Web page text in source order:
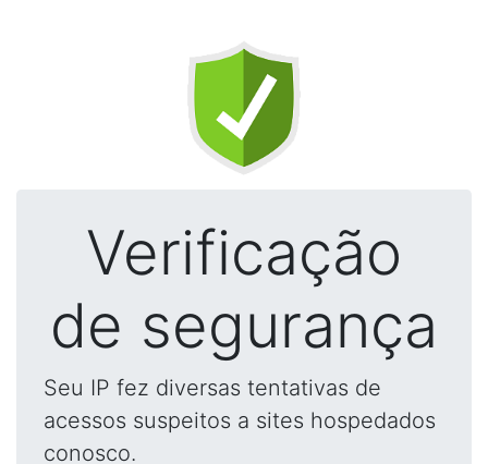
Verificação
de segurança
Seu IP fez diversas tentativas de
acessos suspeitos a sites hospedados
conosco.